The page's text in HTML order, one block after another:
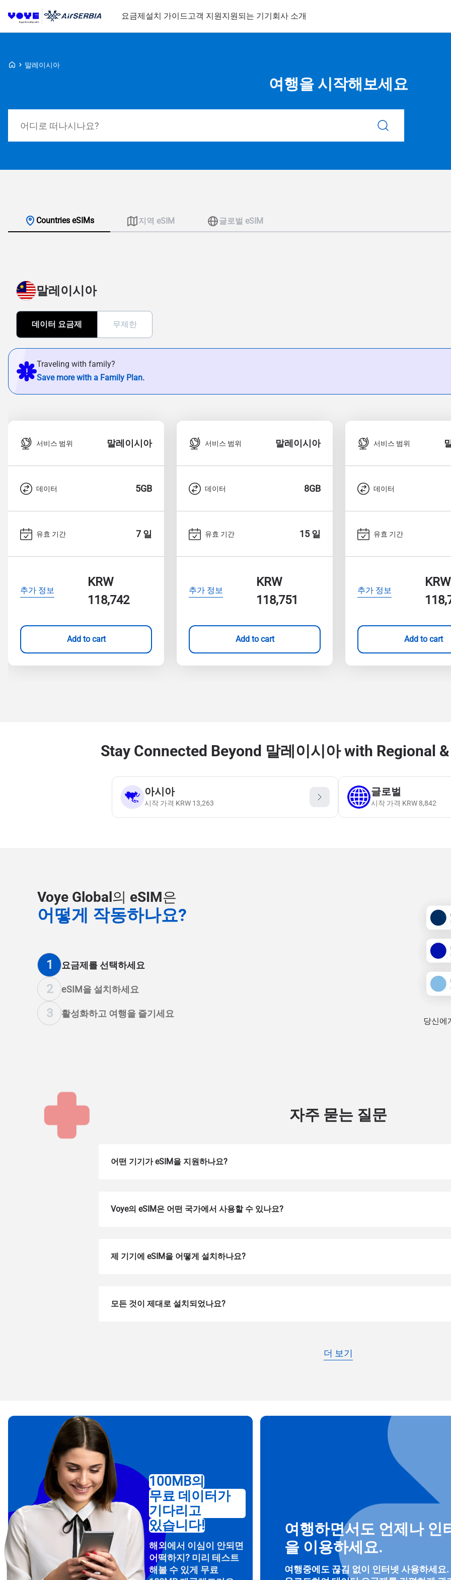
요금제설치 가이드고객 지원지원되는 기기회사 소개
Voye Homepage
말레이시아
여행을 시작해보세요
Countries eSIMs 지역 eSIM 글로벌 eSIM
말레이시아
데이터 요금제 무제한
Traveling with family?
Save more with a Family Plan.
서비스 범위 말레이시아
데이터 5GB
유효 기간 7 일
추가 정보
KRW
118,742
Add to cart
서비스 범위 말레이시아
데이터 8GB
유효 기간 15 일
추가 정보
KRW
118,751
Add to cart
서비스 범위
데이터
유효 기간
추가 정보
KRW
Add to cart
Stay Connected Beyond 말레이시아 with Regional
아시아
시작 가격 KRW 13,263
글로벌
시작 가격 KRW8,842
Voye Global의 eSIM은
어떻게 작동하나요?
1 요금제를 선택하세요
2 eSIM을 설치하세요
3 활성화하고 여행을 즐기세요
당신에
자주 묻는 질문
어떤 기기가 eSIM을 지원하나요?
Voye의 eSIM은 어떤 국가에서 사용할 수 있나요?
제 기기에 eSIM을 어떻게 설치하나요?
모든 것이 제대로 설치되었나요?
더 보기
To get your eSIM, start by checking if your device supports eSIM
Then, contact your mobile carrier to request an eSIM activation. They
100MB의
무료 데이터가
기다리고
있습니다!
해외에서 이심이 안되면
어떡하지? 미리 테스트
해볼 수 있게 무료
여행하면서도 언제나 인
을 이용하세요.
여행중에도 끊김 없이 인터넷 사용하세요
Deutsch 简体中文
Français العربية
KRW - 한국 원화
SGD - 싱가포르 달러
EUR - 유로
THB - 태국 밧 PHP - 필리핀 페소